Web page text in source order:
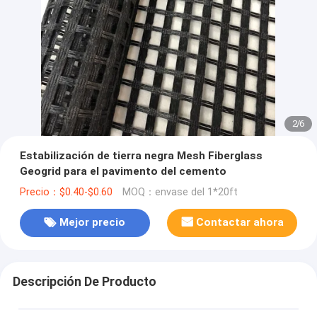
2/6
Estabilización de tierra negra Mesh Fiberglass
Geogrid para el pavimento del cemento
Precio：$0.40-$0.60 MOQ：envase del 1*20ft
Mejor precio Contactar ahora
Descripción De Producto